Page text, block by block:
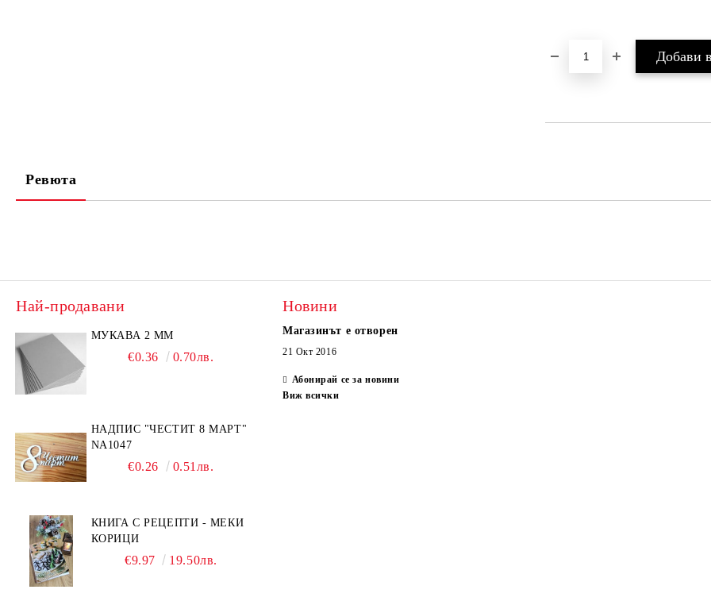
Ревюта
Най-продавани
МУКАВА 2 ММ
€0.36 0.70лв.
НАДПИС "ЧЕСТИТ 8 МАРТ"
NA1047
€0.26 0.51лв.
КНИГА С РЕЦЕПТИ - МЕКИ
КОРИЦИ
€9.97 19.50лв.
Новини
Магазинът е отворен
21 Окт 2016
Абонирай се за новини
Виж всички